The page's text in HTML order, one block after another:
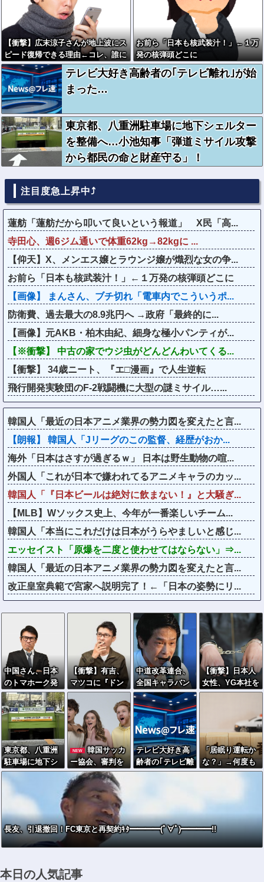
【衝撃】広末涼子さんが地上波にス
ピード復帰できる理由←コレ、誰に
も分からない模様w w w w w w w
w
お前ら「日本も核武装汁！」←１万
発の核弾頭どこに
テレビ大好き高齢者の｢テレビ離れ｣が始
まった…
東京都、八重洲駐車場に地下シェルター
を整備へ…小池知事「弾道ミサイル攻撃
から都民の命と財産守る」！
注目度急上昇中⤴
蓮舫「蓮舫だから叩いて良いという報道」 X民「高...
寺田心、週6ジム通いで体重62kg→82kgに ...
【仰天】X、メンエス嬢とラウンジ嬢が熾烈な女の争...
お前ら「日本も核武装汁！」←１万発の核弾頭どこに
【画像】 まんさん、ブチ切れ「電車内でこういうポ...
防衛費、過去最大の8.9兆円へ →政府「最終的に...
【画像】元AKB・柏木由紀、細身な極小パンティが...
【※衝撃】 中古の家でウジ虫がどんどんわいてくる...
【衝撃】 34歳ニート、『エ□漫画』で人生逆転
飛行開発実験団のF-2戦闘機に大型の謎ミサイル…...
韓国人「最近の日本アニメ業界の勢力図を変えたと言...
【朗報】 韓国人「Jリーグのこの監督、経歴がおか...
海外「日本はさすが過ぎるｗ」 日本は野生動物の喧...
外国人「これが日本で嫌われてるアニメキャラのカッ...
韓国人「『日本ビールは絶対に飲まない！』と大騒ぎ...
【MLB】Wソックス史上、今年が一番楽しいチーム...
韓国人「本当にこれだけは日本がうらやましいと感じ...
エッセイスト「原爆を二度と使わせてはならない」⇒...
韓国人「最近の日本アニメ業界の勢力図を変えたと言...
改正皇室典範で宮家へ説明完了！←「日本の姿勢にリ...
中国さん、日本
のトマホーク発
射実験に効きま
くってしまうｗ
ｗｗｗｗ
【衝撃】有吉、
マツコに『ドン
引き』してしま
うｗｗｗｗｗｗ
ｗ
中道改革連合、
全国キャラバン
開始も「で、お
前誰？」状態ｗ
ｗｗｗｗ
【衝撃】日本人
女性、YG本社を
ゴルフクラブで
現行犯逮捕ｗｗ
東京都、八重洲
駐車場に地下シ
ェルターを整備
「弾道ミサイル
命と財産守
る」！
NEW
韓国サッカ
ー協会、審判を
「接待」してい
た疑惑が発覚 →
日本人２人も対
象か
テレビ大好き高
齢者の｢テレビ離
れ｣が始まった…
「居眠り運転か
な？」→何度も
追突→夫婦「こ
長友、引退撤回！FC東京と再契約ｷﾀ━━━━(ﾟ∀ﾟ)━━━━!!
本日の人気記事